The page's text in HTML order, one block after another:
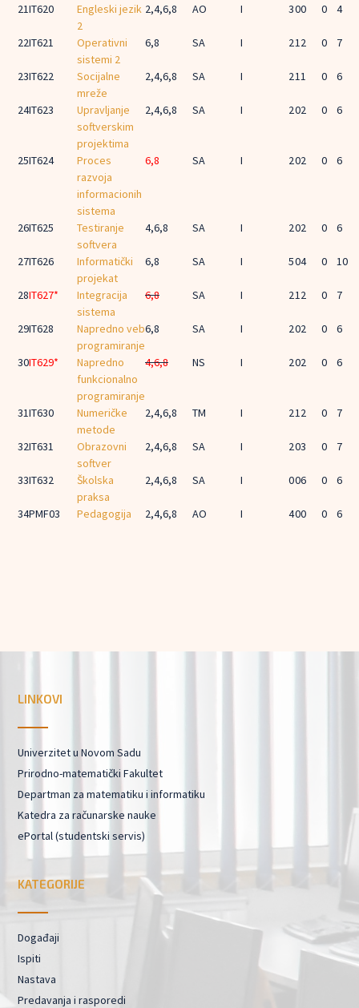
21IT620
Engleski jezik
2
2,4,6,8 AO I 300 0 4
22IT621
Operativni
sistemi 2
6,8 SA I 21 2 0 7
23IT622
Socijalne
mreže
2,4,6,8 SA I 21 1 0 6
24IT623
Upravljanje
softverskim
projektima
2,4,6,8 SA I 202 0 6
25IT624
Proces
razvoja
informacionih
sistema
6,8 SA I 202 0 6
26IT625
Testiranje
softvera
4,6,8 SA I 202 0 6
27IT626
Informatički
projekat
6,8 SA I 504 0 10
28IT627*
Integracija
sistema
6,8 SA I 21 2 0 7
29IT628
Napredno veb
programiranje
6,8 SA I 202 0 6
30IT629*
Napredno
funkcionalno
programiranje
4,6,8 NS I 202 0 6
31IT630
Numeričke
metode
2,4,6,8 TM I 21 2 0 7
32IT631
Obrazovni
softver
2,4,6,8 SA I 203 0 7
33IT632
Školska
praksa
2,4,6,8 SA I 006 0 6
34PMF03 Pedagogija 2,4,6,8 AO I 400 0 6
LINKOVI
Univerzitet u Novom Sadu
Prirodno-matematički Fakultet
Departman za matematiku i informatiku
Katedra za računarske nauke
ePortal (studentski servis)
KATEGORIJE
Događaji
Ispiti
Nastava
Predavanja i rasporedi